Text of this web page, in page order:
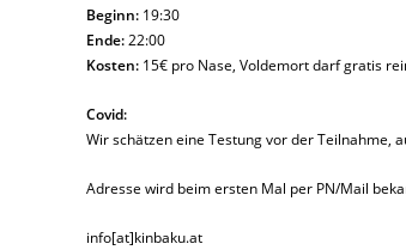
Beginn: 19:30
Ende:22:00
Kosten: 15€ pro Nase, Voldemort darf gratis
Covid:
Wir schätzen eine Testung vor der Teilnahme,
Adresse wird beim ersten Mal per PN/Mail
info[at]kinbaku.at